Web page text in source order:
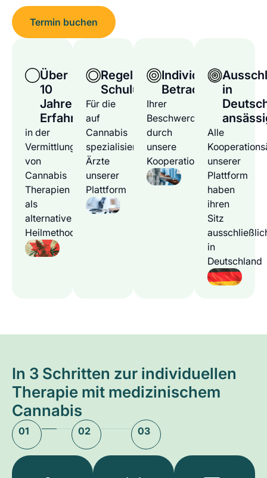
Termin buchen
Über
10
Jahre
Erfahrung
in der
Vermittlung
von
Cannabis
Therapien
als
alternative
Heilmethode
Regelmäßige
Schulungen
Für die
auf
Cannabis
spezialisierten
Ärzte
unserer
Plattform
Individuelle
Betrachtung
Ihrer
Beschwerden
durch
unsere
Kooperationsärzte
in
Alle
unserer
Plattform
haben
ihren
Sitz
in
Deutschland
In 3 Schritten zur individuellen
Therapie mit medizinischem
Cannabis
01 02 03